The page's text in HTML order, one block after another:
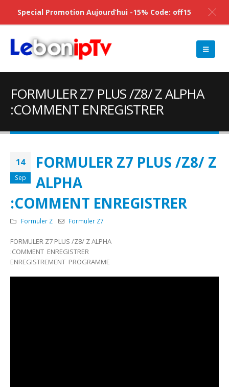
FORMULER Z7 PLUS /Z8/ Z ALPHA
:COMMENT ENREGISTRER
14
Sep
FORMULER Z7 PLUS /Z8/ Z
ALPHA
:COMMENT ENREGISTRER
Formuler Z Formuler Z7
FORMULER Z7 PLUS /Z8/ Z ALPHA
:COMMENT ENREGISTRER
ENREGISTREMENT PROGRAMME
Special Promotion Aujourd’hui -15% Code: off15